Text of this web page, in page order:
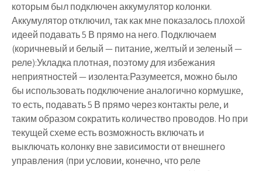
которым был подключен аккумулятор колонки.
Аккумулятор отключил, так как мне показалось плохой
идеей подавать 5 В прямо на него. Подключаем
(коричневый и белый — питание, желтый и зеленый —
реле):Укладка плотная, поэтому для избежания
неприятностей — изолента:Разумеется, можно было
бы использовать подключение аналогично кормушке,
то есть, подавать 5 В прямо через контакты реле, и
таким образом сократить количество проводов. Но при
текущей схеме есть возможность включать и
выключать колонку вне зависимости от внешнего
управления (при условии, конечно, что реле